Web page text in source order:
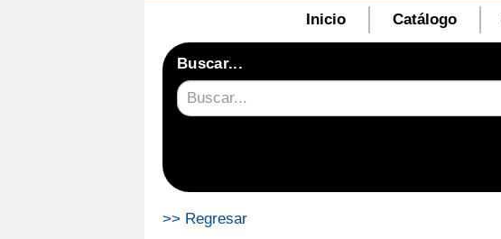
Inicio Catálogo
Buscar...
>> Regresar